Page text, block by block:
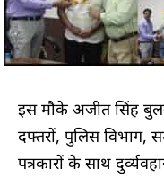
इस मौके अजीत सिंह
दफ्तरों, पुलिस विभाग,
पत्रकारों के साथ